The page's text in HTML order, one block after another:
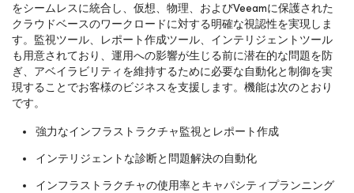
をシームレスに統合し、仮想、物理、およびVeeamに保護された
クラウドベースのワークロードに対する明確な視認性を実現しま
す。監視ツール、レポート作成ツール、インテリジェントツール
も用意されており、運用への影響が生じる前に潜在的な問題を防
ぎ、アベイラビリティを維持するために必要な自動化と制御を実
現することでお客様のビジネスを支援します。機能は次のとおり
です。
強力なインフラストラクチャ監視とレポート作成
インテリジェントな診断と問題解決の自動化
インフラストラクチャの使用率とキャパシティプランニング